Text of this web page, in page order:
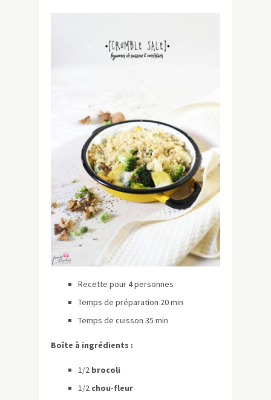
Recette pour 4 personnes
Temps de préparation 20 min
Temps de cuisson 35 min
Boîte à ingrédients :
1/2 brocoli
1/2 chou-fleur